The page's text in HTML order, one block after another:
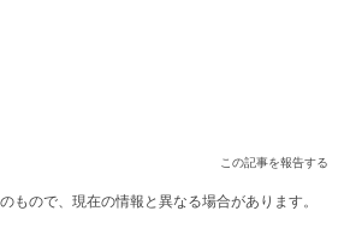
この記事を報告する
もので、現在の情報と異なる場合があります。